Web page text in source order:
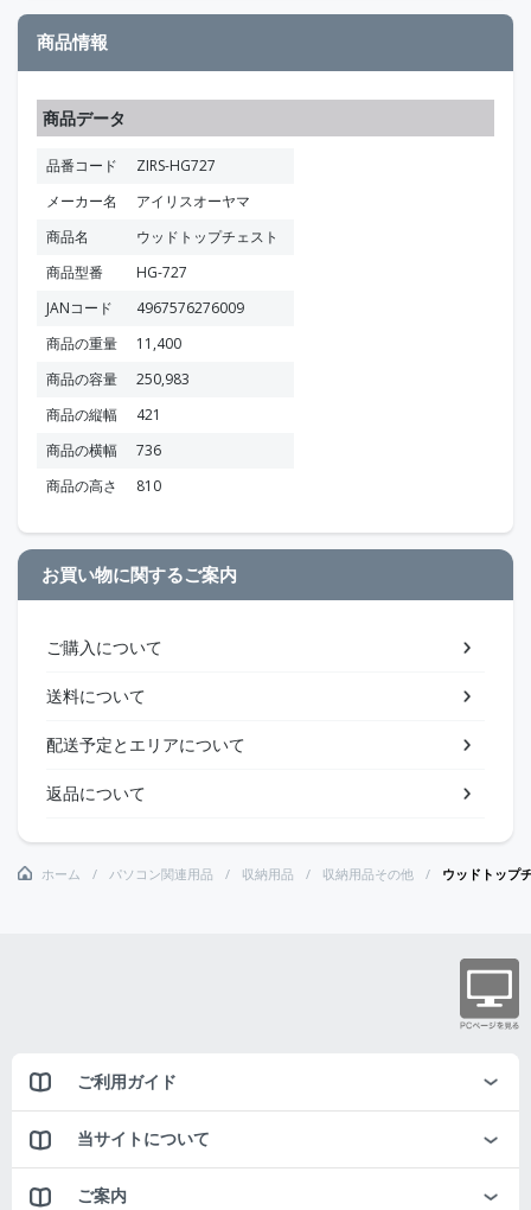
商品情報
商品データ
品番コード
ZIRS-HG727
メーカー名
アイリスオーヤマ
商品名
ウッドトップチェスト
商品型番
HG-727
JANコード
4967576276009
商品の重量
11,400
商品の容量
250,983
商品の縦幅
421
商品の横幅
736
商品の高さ
810
お買い物に関するご案内
ご購入について
送料について
配送予定とエリアについて
返品について
ホーム パソコン関連用品 収納用品 収納用品その他 ウッドトップ
ご利用ガイド
当サイトについて
ご案内